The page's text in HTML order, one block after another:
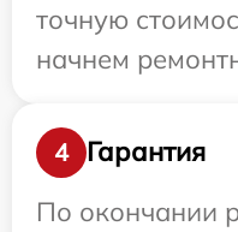
точную
начнем
4
Гарантия
По окончании